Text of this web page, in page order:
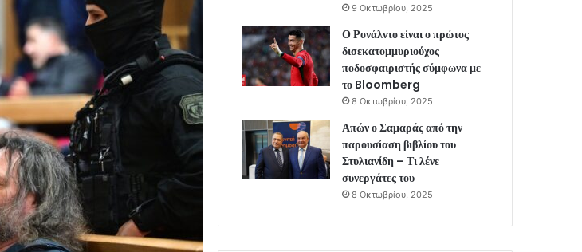
9 Οκτωβρίου, 2025
Ο Ρονάλντο είναι ο πρώτος
δισεκατομμυριούχος
ποδοσφαιριστής σύμφωνα με
το Bloomberg
8 Οκτωβρίου, 2025
Απών ο Σαμαράς από την
παρουσίαση βιβλίου του
Στυλιανίδη – Τι λένε
συνεργάτες του
8 Οκτωβρίου, 2025